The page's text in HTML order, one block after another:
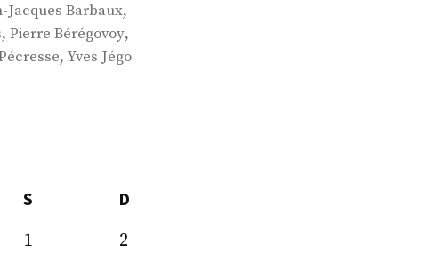
Jacques Barbaux,
, Pierre Bérégovoy,
,Yves Jégo
S
D
1
2